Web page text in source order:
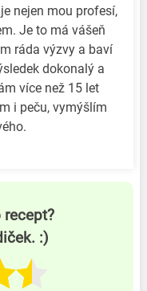
nejen mou profesí,
Je to má vášeň
ráda výzvy a baví
dokonalý a
více než 15 let
i peču, vymýšlím
:)